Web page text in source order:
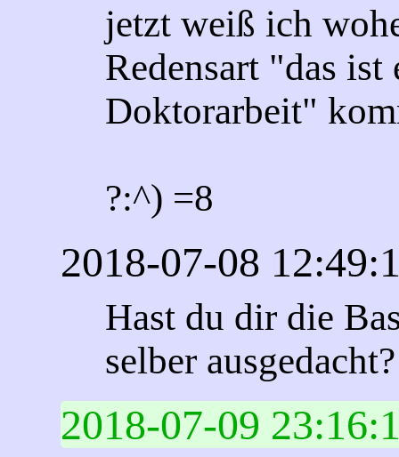
jetzt weiß ich
Redensart "das ist
Doktorarbeit"
?:^) =8
2018-07-08
Hast du dir die
selber ausgedacht?
2018-07-09